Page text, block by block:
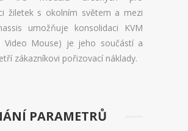
WEBMAIL
WEBFTP
STATISTIKY
PHPPGADMIN
žiletek s okolním světem a mezi
umožňuje konsolidaci KVM
Video Mouse) je jeho součástí a
zákazníkovi pořizovací náklady.
PARAMETRŮ